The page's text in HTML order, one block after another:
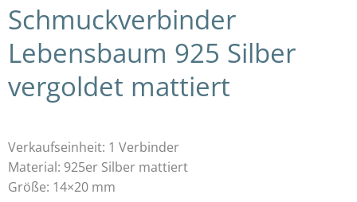
Schmuckverbinder
Lebensbaum 925 Silber
vergoldet mattiert
Verkaufseinheit: 1 Verbinder
Material: 925er Silber mattiert
Größe: 14×20 mm